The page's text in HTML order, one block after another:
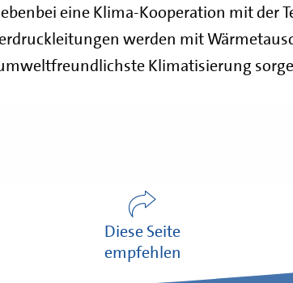
eine Klima-Kooperation mit der
werden mit
Klimatisierung
Diese Seite
empfehlen